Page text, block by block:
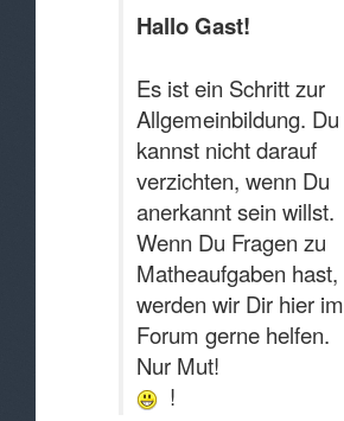
Hallo Gast!
Es ist ein Schritt zur
Allgemeinbildung. Du
kannst nicht darauf
verzichten, wenn Du
anerkannt sein willst.
Wenn Du Fragen zu
Matheaufgaben hast,
werden wir Dir hier im
Forum gerne helfen.
Nur Mut!
!